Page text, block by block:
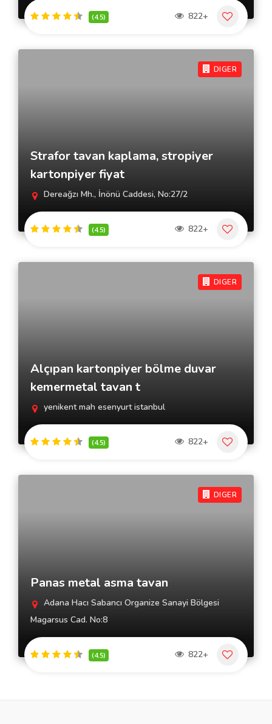
(4.5) 822+
DIGER
Strafor tavan kaplama, stropiyer
kartonpiyer fiyat
Dereağzı Mh., İnönü Caddesi, No:27/2
(4.5) 822+
DIGER
Alçıpan kartonpiyer bölme duvar
kemermetal tavan t
yenikent mah esenyurt istanbul
(4.5) 822+
DIGER
Panas metal asma tavan
Adana Hacı Sabancı Organize Sanayi Bölgesi
Magarsus Cad. No:8
(4.5) 822+